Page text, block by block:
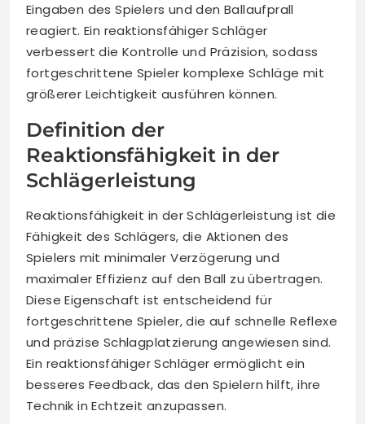
Eingaben des Spielers und den Ballaufprall
reagiert. Ein reaktionsfähiger Schläger
verbessert die Kontrolle und Präzision, sodass
fortgeschrittene Spieler komplexe Schläge mit
größerer Leichtigkeit ausführen können.
Definition der
Reaktionsfähigkeit in der
Schlägerleistung
Reaktionsfähigkeit in der Schlägerleistung ist die
Fähigkeit des Schlägers, die Aktionen des
Spielers mit minimaler Verzögerung und
maximaler Effizienz auf den Ball zu übertragen.
Diese Eigenschaft ist entscheidend für
fortgeschrittene Spieler, die auf schnelle Reflexe
und präzise Schlagplatzierung angewiesen sind.
Ein reaktionsfähiger Schläger ermöglicht ein
besseres Feedback, das den Spielern hilft, ihre
Technik in Echtzeit anzupassen.